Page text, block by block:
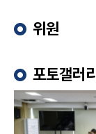
의
의
회
소
식
위원
포토갤러리